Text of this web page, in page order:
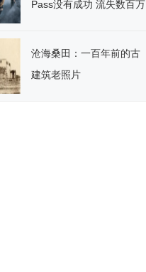
Pass没有成功 流失数百万
沧海桑田：一百年前的古
建筑老照片